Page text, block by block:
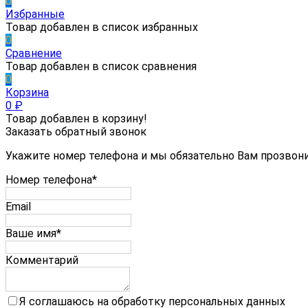
Избранные
Товар добавлен в список избранных
0
Сравнение
Товар добавлен в список сравнения
0
Корзина
0 ₽
Товар добавлен в корзину!
Заказать обратный звонок
Укажите номер телефона и мы обязательно Вам
Номер телефона*
Email
Ваше имя*
Комментарий
Я соглашаюсь на обработку персональных данных